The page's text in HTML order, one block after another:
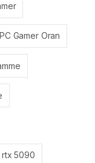
PC Gamer Oran
rtx 5090